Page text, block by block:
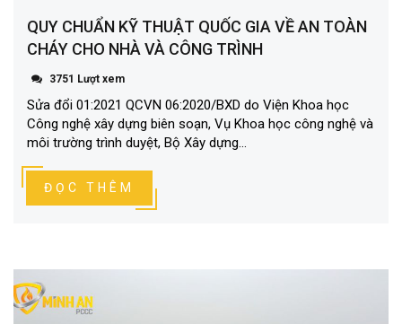
QUY CHUẨN KỸ THUẬT QUỐC GIA VỀ AN TOÀN
CHÁY CHO NHÀ VÀ CÔNG TRÌNH
3751 Lượt xem
Sửa đổi 01:2021 QCVN 06:2020/BXD do Viện Khoa học
Công nghệ xây dựng biên soạn, Vụ Khoa học công nghệ và
môi trường trình duyệt, Bộ Xây dựng...
ĐỌC THÊM